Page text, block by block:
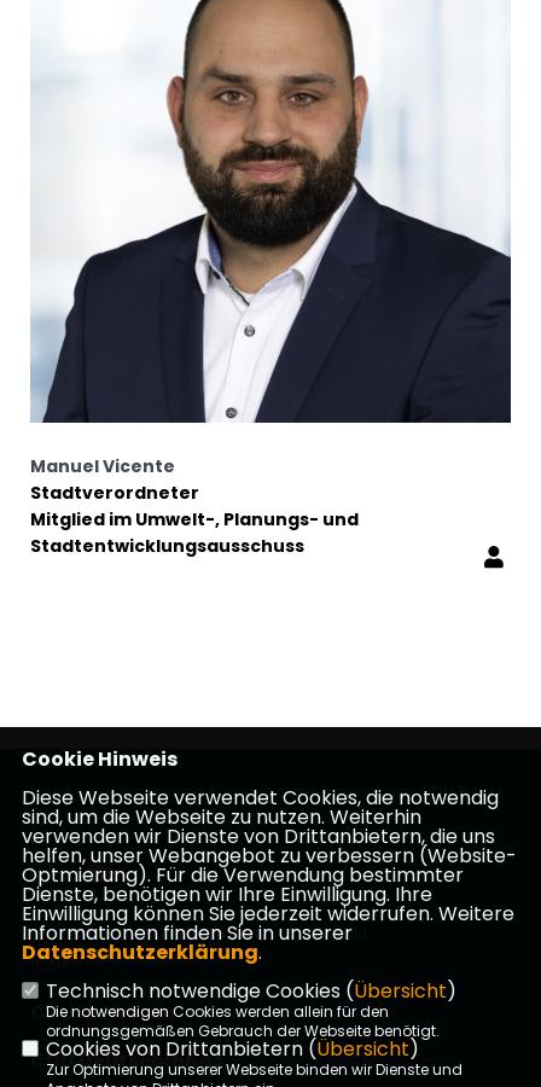
Manuel Vicente
Stadtverordneter
Mitglied im Umwelt-, Planungs- und
Stadtentwicklungsausschuss
Herzlich Willkommen beim Stadtverband der CDU Bad
Arolsen
Impressum Datenschutz
Kontakt
Mitgliederbereich
CDU in Hessen
CDU Deutschlands
Cookie Hinweis
Diese Webseite verwendet Cookies, die notwendig
sind, um die Webseite zu nutzen. Weiterhin
verwenden wir Dienste von Drittanbietern, die uns
helfen, unser Webangebot zu verbessern (Website-
Optmierung). Für die Verwendung bestimmter
Dienste, benötigen wir Ihre Einwilligung. Ihre
Einwilligung können Sie jederzeit widerrufen. Weitere
Informationen finden Sie in unserer
Datenschutzerklärung.
Technisch notwendige Cookies (Übersicht)
Die notwendigen Cookies werden allein für den
ordnungsgemäßen Gebrauch der Webseite benötigt.
Cookies von Drittanbietern (Übersicht)
Zur Optimierung unserer Webseite binden wir Dienste und